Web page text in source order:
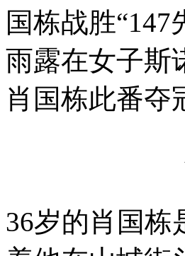
国栋战胜
雨露在女子斯
肖国栋此番夺
36岁的肖国栋